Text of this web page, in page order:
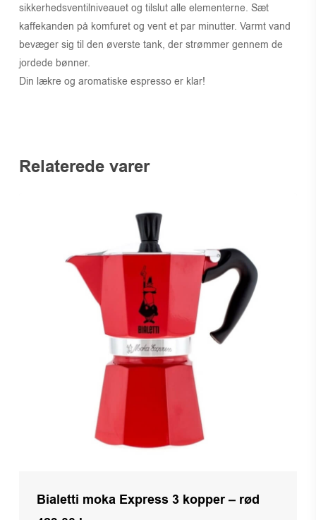
sikkerhedsventilniveauet og tilslut alle elementerne. Sæt
kaffekanden på komfuret og vent et par minutter. Varmt vand
bevæger sig til den øverste tank, der strømmer gennem de
jordede bønner.
Din lækre og aromatiske espresso er klar!
Relaterede varer
Bialetti moka Express 3 kopper – rød